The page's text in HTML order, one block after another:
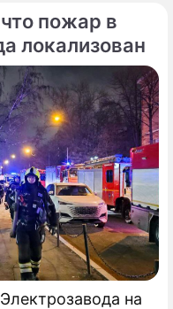
направил
СК РФ
письме Кирьянов
случаев в
пожар в
локализован
на